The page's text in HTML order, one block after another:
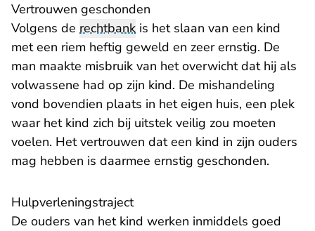
Vertrouwen geschonden
Volgens de rechtbank is het slaan van een kind
met een riem heftig geweld en zeer ernstig. De
man maakte misbruik van het overwicht dat hij als
volwassene had op zijn kind. De mishandeling
vond bovendien plaats in het eigen huis, een plek
waar het kind zich bij uitstek veilig zou moeten
voelen. Het vertrouwen dat een kind in zijn ouders
mag hebben is daarmee ernstig geschonden.
Hulpverleningstraject
De ouders van het kind werken inmiddels goed